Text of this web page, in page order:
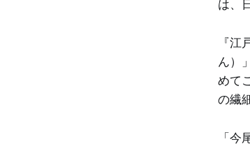
は、
『
ん）
めて
の繊
「